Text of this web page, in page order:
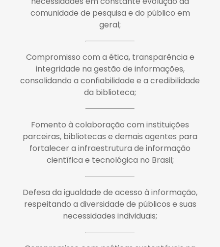
comunidade de pesquisa e do público em
geral;
Compromisso com a ética, transparência e
integridade na gestão de informações,
consolidando a confiabilidade e a credibilidade
da biblioteca;
Fomento à colaboração com instituições
parceiras, bibliotecas e demais agentes para
fortalecer a infraestrutura de informação
científica e tecnológica no Brasil;
Defesa da igualdade de acesso à informação,
respeitando a diversidade de públicos e suas
necessidades individuais;